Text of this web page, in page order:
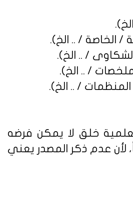
خلق لا يمكن فرضه
عدم ذكر المصدر يعني